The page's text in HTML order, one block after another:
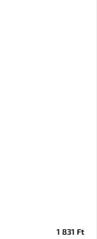
1 831 Ft